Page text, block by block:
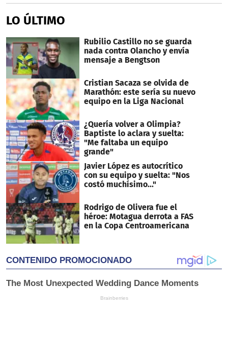
LO ÚLTIMO
Rubilio Castillo no se guarda
nada contra Olancho y envía
mensaje a Bengtson
Cristian Sacaza se olvida de
Marathón: este sería su nuevo
equipo en la Liga Nacional
¿Quería volver a Olimpia?
Baptiste lo aclara y suelta:
"Me faltaba un equipo
grande"
Javier López es autocrítico
con su equipo y suelta: "Nos
costó muchísimo..."
Rodrigo de Olivera fue el
héroe: Motagua derrota a FAS
en la Copa Centroamericana